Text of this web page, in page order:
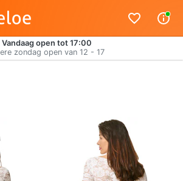
Vandaag open tot 17:00
zondag open van 12 - 17